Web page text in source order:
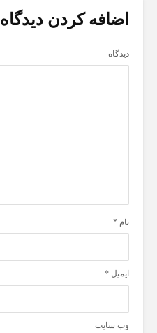
اضافه کردن دیدگاه
دیدگاه
نام *
ایمیل *
وب‌ سایت